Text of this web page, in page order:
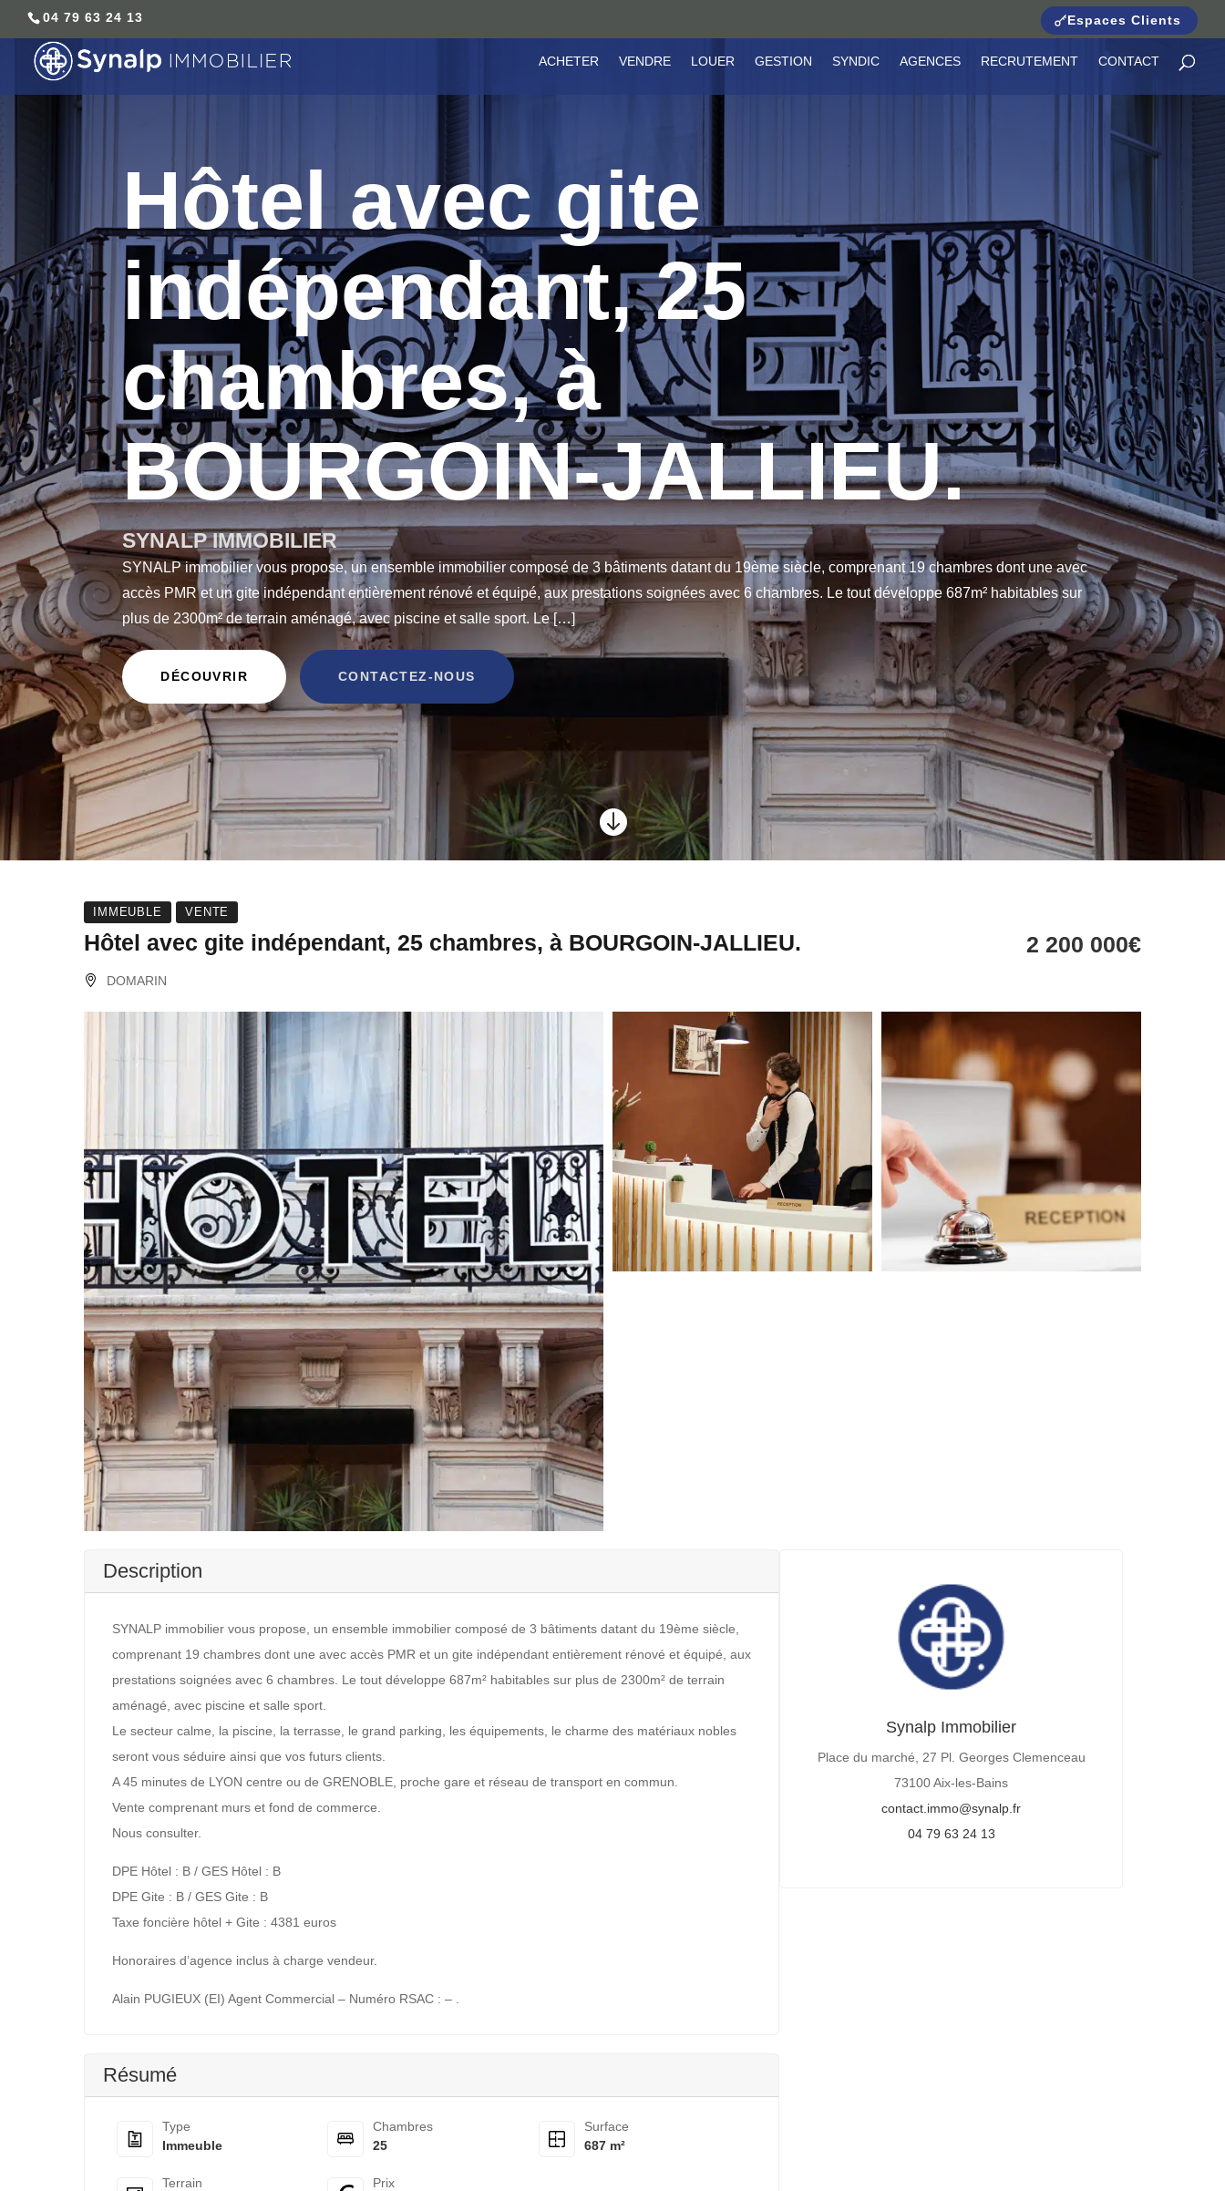
04 79 63 24 13 Espaces Clients
ACHETER VENDRE LOUER GESTION SYNDIC AGENCES RECRUTEMENT CONTACT
Hôtel avec gite
indépendant, 25
chambres, à
BOURGOIN-JALLIEU.
SYNALP IMMOBILIER
SYNALP immobilier vous propose, un ensemble immobilier composé de 3 bâtiments datant du 19ème siècle, comprenant 19 chambres dont une avec
accès PMR et un gite indépendant entièrement rénové et équipé, aux prestations soignées avec 6 chambres. Le tout développe 687m² habitables sur
plus de 2300m² de terrain aménagé, avec piscine et salle sport. Le […]
DÉCOUVRIR CONTACTEZ-NOUS

IMMEUBLE VENTE
Hôtel avec gite indépendant, 25 chambres, à BOURGOIN-JALLIEU.
DOMARIN
2 200 000€
Description
SYNALP immobilier vous propose, un ensemble immobilier composé de 3 bâtiments datant du 19ème siècle,
comprenant 19 chambres dont une avec accès PMR et un gite indépendant entièrement rénové et équipé, aux
prestations soignées avec 6 chambres. Le tout développe 687m² habitables sur plus de 2300m² de terrain
aménagé, avec piscine et salle sport.
Le secteur calme, la piscine, la terrasse, le grand parking, les équipements, le charme des matériaux nobles
seront vous séduire ainsi que vos futurs clients.
A 45 minutes de LYON centre ou de GRENOBLE, proche gare et réseau de transport en commun.
Vente comprenant murs et fond de commerce.
Nous consulter.
DPE Hôtel : B / GES Hôtel : B
DPE Gite : B / GES Gite : B
Taxe foncière hôtel + Gite : 4381 euros
Honoraires d’agence inclus à charge vendeur.
Alain PUGIEUX (EI) Agent Commercial – Numéro RSAC : – .
Résumé
Type
Immeuble
Chambres
25
Surface
687 m²
Terrain
Prix
Synalp Immobilier
Place du marché, 27 Pl. Georges Clemenceau
73100 Aix-les-Bains
contact.immo@synalp.fr
04 79 63 24 13